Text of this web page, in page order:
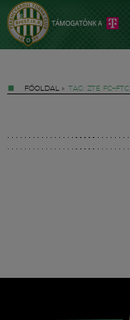
FŐOLDAL » TAG: ZTE FC–FTC
Hírek